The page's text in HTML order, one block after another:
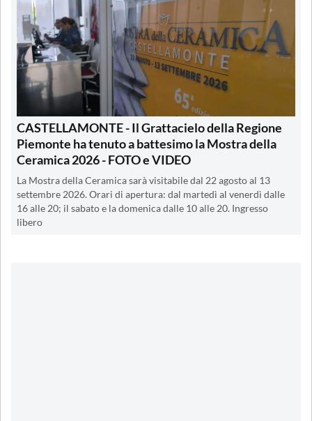
CASTELLAMONTE - Il Grattacielo della Regione
Piemonte ha tenuto a battesimo la Mostra della
Ceramica 2026 - FOTO e VIDEO
La Mostra della Ceramica sarà visitabile dal 22 agosto al 13
settembre 2026. Orari di apertura: dal martedì al venerdì dalle
16 alle 20; il sabato e la domenica dalle 10 alle 20. Ingresso
libero